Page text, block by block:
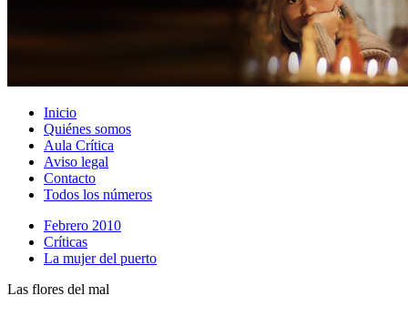
Inicio
Quiénes somos
Aula Crítica
Aviso legal
Contacto
Todos los números
Febrero 2010
Crí­ticas
La mujer del puerto
Las flores del mal